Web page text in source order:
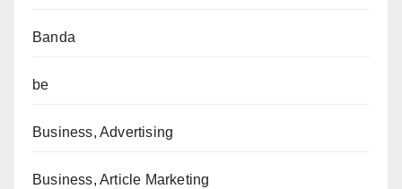
Banda
be
Business, Advertising
Business, Article Marketing